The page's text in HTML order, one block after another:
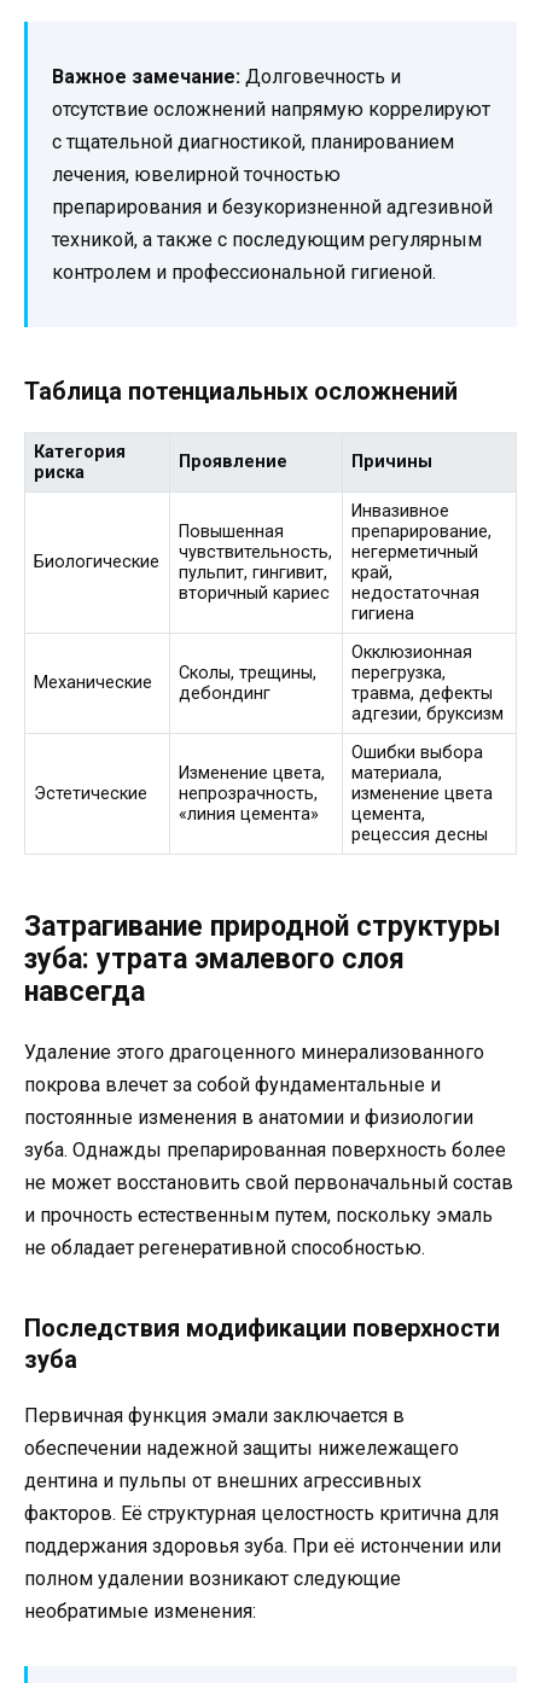
Важное замечание: Долговечность и
отсутствие осложнений напрямую коррелируют
с тщательной диагностикой, планированием
лечения, ювелирной точностью
препарирования и безукоризненной адгезивной
техникой, а также с последующим регулярным
контролем и профессиональной гигиеной.
Таблица потенциальных осложнений
Категория
риска
Проявление Причины
Биологические
Повышенная
чувствительность,
пульпит, гингивит,
вторичный кариес
Инвазивное
препарирование,
негерметичный
край,
недостаточная
гигиена
Механические
Сколы, трещины,
дебондинг
Окклюзионная
перегрузка,
травма, дефекты
адгезии, бруксизм
Эстетические
Изменение цвета,
непрозрачность,
«линия цемента»
Ошибки выбора
материала,
изменение цвета
цемента,
рецессия десны
Затрагивание природной структуры
зуба: утрата эмалевого слоя
навсегда
Удаление этого драгоценного минерализованного
покрова влечет за собой фундаментальные и
постоянные изменения в анатомии и физиологии
зуба. Однажды препарированная поверхность более
не может восстановить свой первоначальный состав
и прочность естественным путем, поскольку эмаль
не обладает регенеративной способностью.
Последствия модификации поверхности
зуба
Первичная функция эмали заключается в
обеспечении надежной защиты нижележащего
дентина и пульпы от внешних агрессивных
факторов. Её структурная целостность критична для
поддержания здоровья зуба. При её истончении или
полном удалении возникают следующие
необратимые изменения: